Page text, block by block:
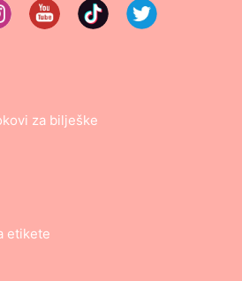
za bilješke
etikete